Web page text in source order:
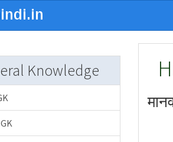
Knowledge